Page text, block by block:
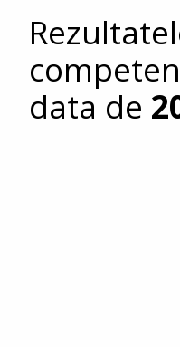
data de